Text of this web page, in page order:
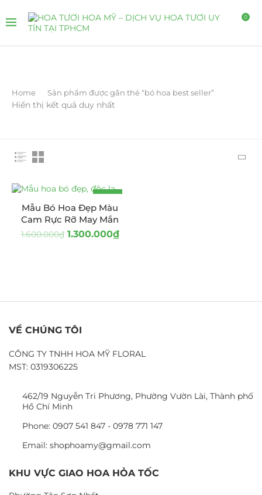
0
Home Sản phẩm được gắn thẻ “bó hoa best seller”
Hiển thị kết quả duy nhất
-19%
Mẫu Bó Hoa Đẹp Màu
Cam Rực Rỡ May Mắn
1.600.000₫ 1.300.000₫
VỀ CHÚNG TÔI
CÔNG TY TNHH HOA MỸ FLORAL
MST: 0319306225
462/19 Nguyễn Tri Phương, Phường Vườn Lài, Thành phố
Hồ Chí Minh
Phone: 0907 541 847 - 0978 771 147
Email: shophoamy@gmail.com
KHU VỰC GIAO HOA HỎA TỐC